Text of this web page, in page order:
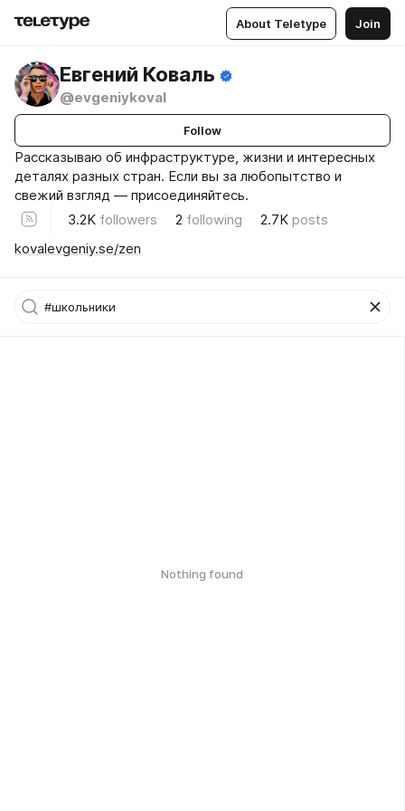
About Teletype Join
Евгений Коваль
@evgeniykoval
Follow
Рассказываю об инфраструктуре, жизни и интересных
деталях разных стран. Если вы за любопытство и
свежий взгляд — присоединяйтесь.
3.2K followers 2 following 2.7K posts
kovalevgeniy.se/zen
Nothing found